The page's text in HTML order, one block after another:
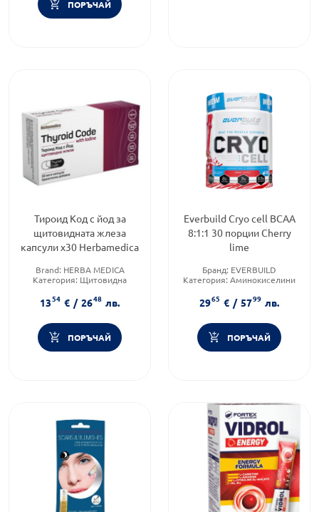
ПОРЪЧАЙ
Тироид Код с йод за
щитовидната жлеза
капсули x30 Herbamedica
Brand: HERBA MEDICA
Категория: Щитовидна
Форма на продукта: капсули
1354 € / 2648 лв.
ПОРЪЧАЙ
Everbuild Cryo cell BCAA
8:1:1 30 порции Cherry
lime
Бранд: EVERBUILD
Категория: Аминокиселини
2965 € / 5799 лв.
ПОРЪЧАЙ